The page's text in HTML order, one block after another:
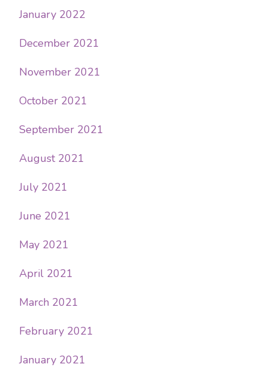
January 2022
December 2021
November 2021
October 2021
September 2021
August 2021
July 2021
June 2021
May 2021
April 2021
March 2021
February 2021
January 2021